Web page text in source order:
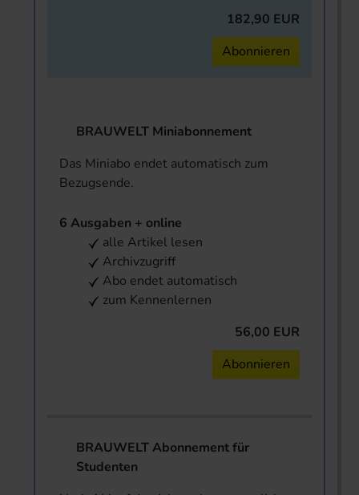
182,90 EUR
Abonnieren
BRAUWELT Miniabonnement
Das Miniabo endet automatisch zum
Bezugsende.
6 Ausgaben + online
alle Artikel lesen
Archivzugriff
Abo endet automatisch
zum Kennenlernen
56,00 EUR
Abonnieren
BRAUWELT Abonnement für
Studenten